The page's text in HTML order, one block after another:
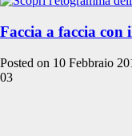
Faccia a faccia con
Posted on 10 Febbraio
03